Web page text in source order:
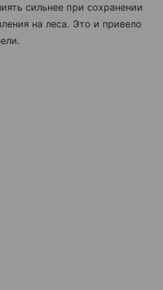
сильнее при сохранении
на леса. Это и привело